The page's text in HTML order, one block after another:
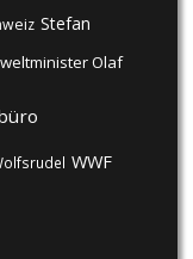
Stefan
Olaf
WWF